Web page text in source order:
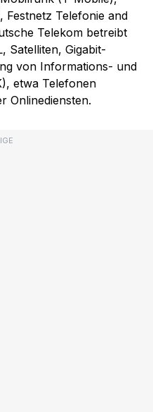
Festnetz Telefonie and
Telekom betreibt
Satelliten, Gigabit-
von Informations- und
etwa Telefonen
Onlinediensten.